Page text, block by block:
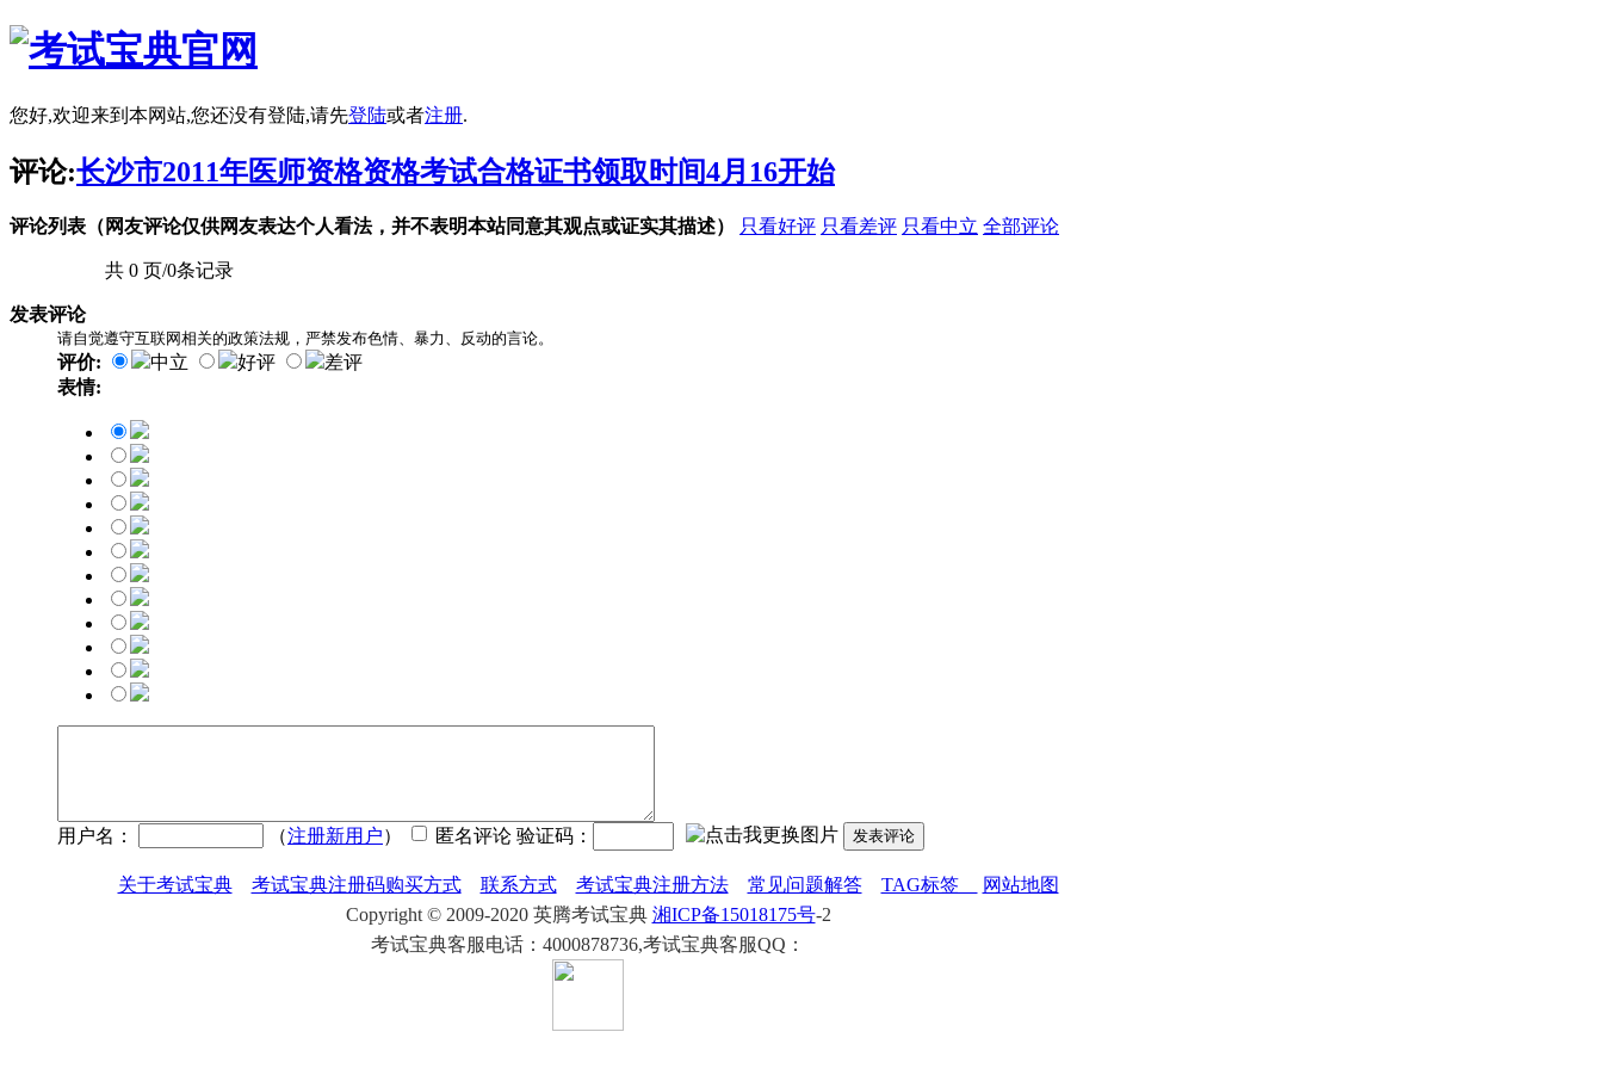
您好,欢迎来到本网站,您还没有登陆,请先登陆或者注册.
评论:长沙市2011年医师资格资格考试合格证书领取时间4月16开始
评论列表（网友评论仅供网友表达个人看法，并不表明本站同意其观点或证实其描述） 只看好评 只看差评 只看中立 全部评论
共 0 页/0条记录
发表评论
请自觉遵守互联网相关的政策法规，严禁发布色情、暴力、反动的言论。
评价: 中立 好评
差评
表情:
用户名： （注册新用户） 匿名评论 验证码： 发表评论
关于考试宝典 考试宝典注册码购买方式 联系方式 考试宝典注册方法 常见问题解答 TAG标签
网站地图
Copyright © 2009-2020 英腾考试宝典 湘ICP备15018175号-2
考试宝典客服电话：4000878736,考试宝典客服QQ：